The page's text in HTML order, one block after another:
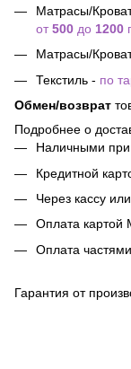
Матрасы/
от500 до 1200
Матрасы/
Текстиль - по
Обмен/возврат
Подробнее о
Наличными при
Кредитной
Через кассу
Оплата картой
Оплата
Гарантия от